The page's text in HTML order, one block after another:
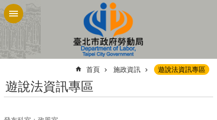
跳到主要內容區塊
首頁 施政資訊 遊說法資訊專區
遊說法資訊專區